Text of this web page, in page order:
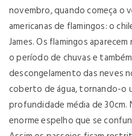
novembro, quando começa o
americanas de flamingos: o
James. Os flamingos
o período de chuvas e
descongelamento das neves
coberto de água, tornando-o
profundidade média de 30cm.
enorme espelho que se